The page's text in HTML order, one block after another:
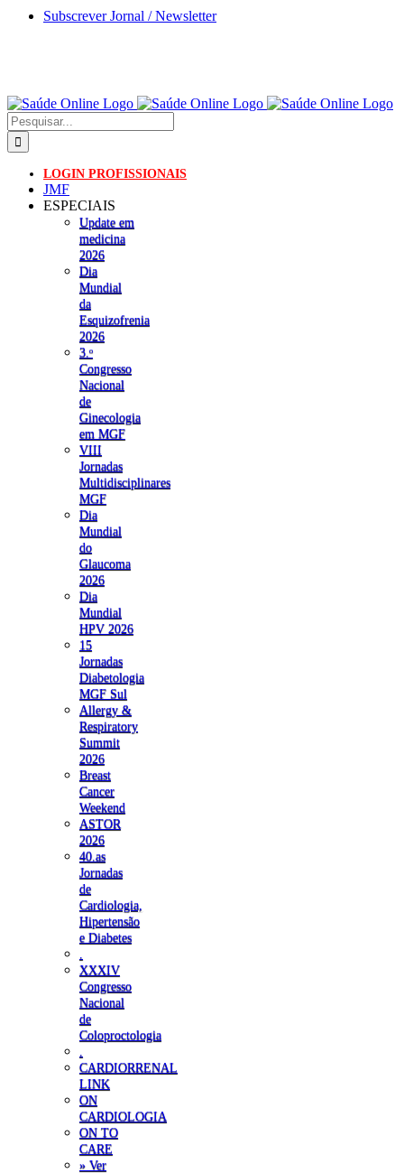
Skip
Subscrever Jornal / Newsletter
Pesquisar
LOGIN PROFISSIONAIS
JMF
ESPECIAIS
Update em
medicina
2026
Dia
Mundial
da
Esquizofrenia
2026
3.ᵒ
Congresso
Nacional
de
Ginecologia
em MGF
VIII
Jornadas
Multidisciplinares
MGF
Dia
Mundial
do
Glaucoma
2026
Dia
Mundial
HPV 2026
15
Jornadas
Diabetologia
MGF Sul
Allergy &
Respiratory
Summit
2026
Breast
Cancer
Weekend
ASTOR
2026
40.as
Jornadas
de
Cardiologia,
Hipertensão
e Diabetes
XXXIV
Congresso
Nacional
de
Coloproctologia
CARDIORRENAL
LINK
ON
CARDIOLOGIA
ON TO
CARE
» Ver